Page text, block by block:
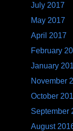
July 2017
May 2017
April 2017
February
January
November
October
September
August